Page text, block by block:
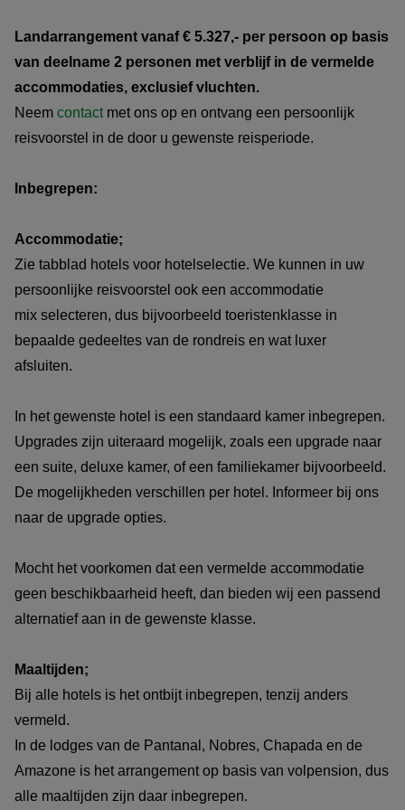
De gewenste accommodatie klasse bestaande uit
toeristenklasse accommodatie, superieure klasse
accommodatie of een mix ervan.
Het geselecteerde vluchtschema.
Landarrangement vanaf € 5.327,- per persoon op basis
van deelname 2 personen met verblijf in de vermelde
accommodaties, exclusief vluchten.
Neem contactmet ons op en ontvang een persoonlijk
reisvoorstel in de door u gewenste reisperiode.
Inbegrepen:
Accommodatie;
Zie tabblad hotels voor hotelselectie. We kunnen in uw
persoonlijke reisvoorstel ook een accommodatie
mix selecteren, dus bijvoorbeeld toeristenklasse in
bepaalde gedeeltes van de rondreis en wat luxer
afsluiten.
In het gewenste hotel is een standaard kamer inbegrepen.
Upgrades zijn uiteraard mogelijk, zoals een upgrade naar
een suite, deluxe kamer, of een familiekamer bijvoorbeeld.
De mogelijkheden verschillen per hotel. Informeer bij ons
naar de upgrade opties.
Mocht het voorkomen dat een vermelde accommodatie
geen beschikbaarheid heeft, dan bieden wij een passend
alternatief aan in de gewenste klasse.
Maaltijden;
Bij alle hotels is het ontbijt inbegrepen, tenzij anders
vermeld.
In de lodges van de Pantanal, Nobres, Chapada en de
Amazone is het arrangement op basis van volpension, dus
alle maaltijden zijn daar inbegrepen.